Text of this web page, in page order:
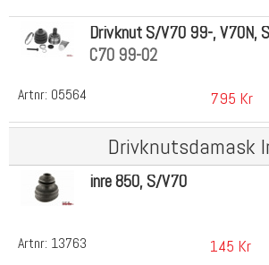
Artnr: 05564
Drivknut S/V70 99-, V70N,
C70 99-02
795 Kr
Drivknutsdamask
Artnr: 13763
inre 850, S/V70
145 Kr